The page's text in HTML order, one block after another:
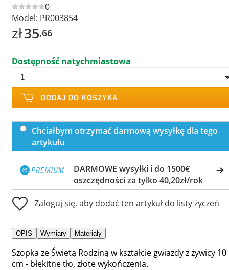
0
Model: PR003854
zł35,66
Dostępność natychmiastowa
DODAJ DO KOSZYKA
Chciałbym otrzymać darmową wysyłkę dla tego
artykułu
DARMOWE wysyłki i do 1500€
oszczędności za tylko 40,20zł/rok
Zaloguj się, aby dodać ten artykuł do listy życzeń
OPIS Wymiary Materiały
Szopka ze Świetą Rodziną w kształcie gwiazdy z żywicy 10
cm - błękitne tło, złote wykończenia.